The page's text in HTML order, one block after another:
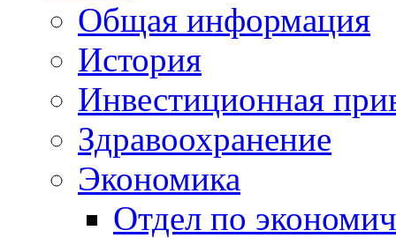
Общая информация
История
Инвестиционная
Здравоохранение
Экономика
Отдел по